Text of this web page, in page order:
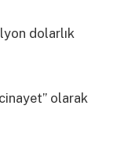
dolarlık
olarak